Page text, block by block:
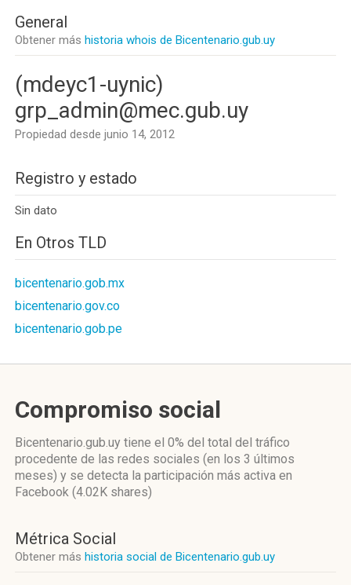
General
Obtener más historia whois de Bicentenario.gub.uy
(mdeyc1-uynic)
grp_admin@mec.gub.uy
Propiedad desde junio 14, 2012
Registro y estado
Sin dato
En Otros TLD
bicentenario.gob.mx
bicentenario.gov.co
bicentenario.gob.pe
Compromiso social
Bicentenario.gub.uy tiene el 0% del total del tráfico
procedente de las redes sociales (en los 3 últimos
meses) y se detecta la participación más activa en
Facebook (4.02K shares)
Métrica Social
Obtener más historia social de Bicentenario.gub.uy